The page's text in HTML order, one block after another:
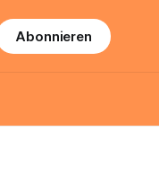
Abonnieren